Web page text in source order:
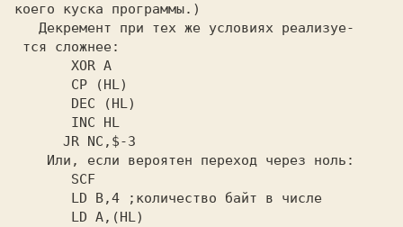
коего куска программы.)
тся сложнее:
     XOR A
     CP (HL)
     DEC (HL)
     INC HL
     JR NC,$-3
   Или, если вероятен переход через ноль:
     SCF
     LD B,4
;количество байт в числе
     LD A,(HL)